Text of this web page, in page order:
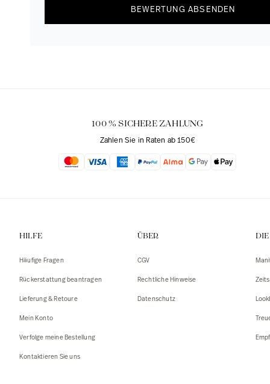
BEWERTUNG ABSENDEN
100 % SICHERE ZAHLUNG
Zahlen Sie in Raten ab 150€
HILFE
Häufige Fragen
Rückerstattung beantragen
Lieferung & Retoure
Mein Konto
Verfolge meine Bestellung
Kontaktieren Sie uns
ÜBER
CGV
Rechtliche Hinweise
Datenschutz